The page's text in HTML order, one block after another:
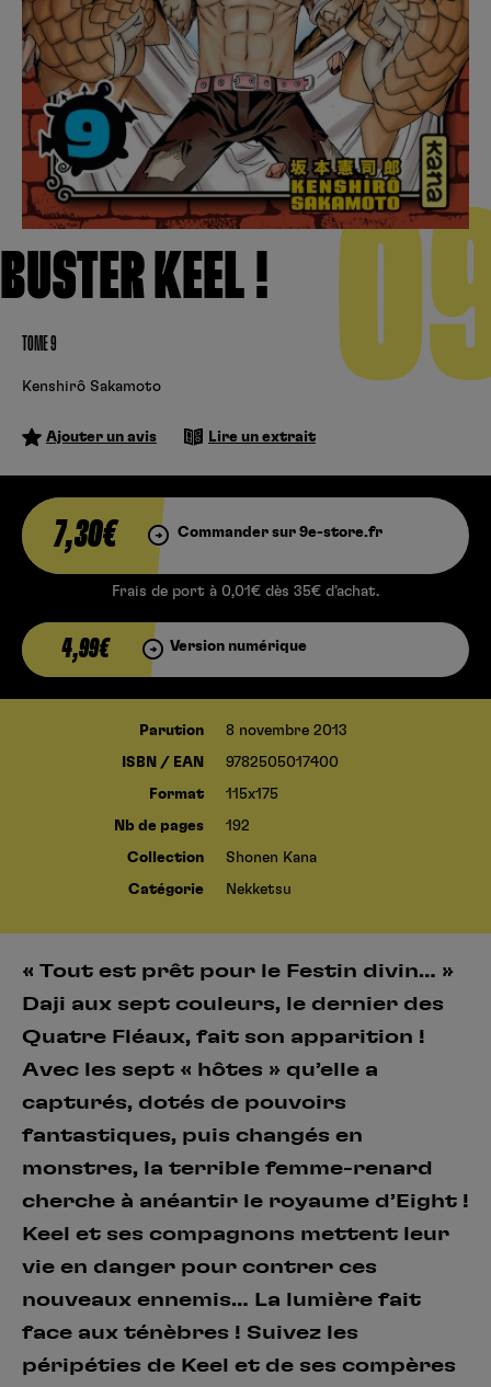
BUSTER KEEL !
TOME 9
Kenshirô Sakamoto
Ajouter un avis Lire un extrait
7,30€ Commander sur 9e-store.fr
Frais de port à 0,01€ dès 35€ d’achat.
4,99€ Version numérique
Parution 8 novembre 2013
ISBN / EAN 9782505017400
Format 115x175
Nb de pages 192
Collection Shonen Kana
Catégorie Nekketsu
« Tout est prêt pour le Festin divin… »
Daji aux sept couleurs, le dernier des
Quatre Fléaux, fait son apparition !
Avec les sept « hôtes » qu’elle a
capturés, dotés de pouvoirs
fantastiques, puis changés en
monstres, la terrible femme-renard
cherche à anéantir le royaume d’Eight !
Keel et ses compagnons mettent leur
vie en danger pour contrer ces
nouveaux ennemis… La lumière fait
face aux ténèbres ! Suivez les
péripéties de Keel et de ses compères
Cultura Fnac
Kobo
Se connecter S’inscrire
Hunter x Hunter
Fire Force
Black Butler